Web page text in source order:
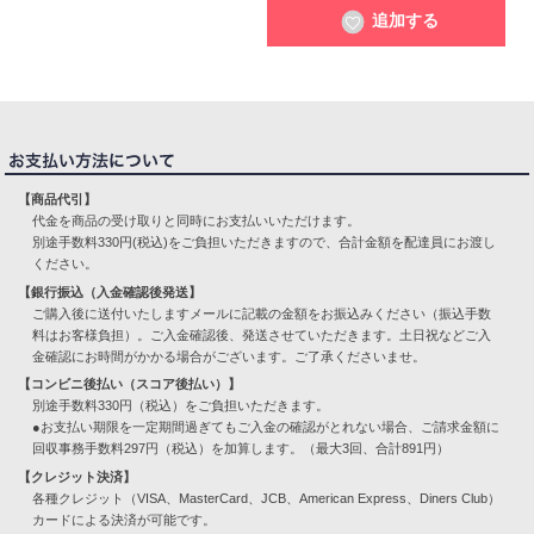
追加する
【商品代引】
代金を商品の受け取りと同時にお支払いいただけます。
別途手数料330円(税込)をご負担いただきますので、合計金額を配達員にお渡し
ください。
【銀行振込（入金確認後発送】
ご購入後に送付いたしますメールに記載の金額をお振込みください（振込手数
料はお客様負担）。ご入金確認後、発送させていただきます。土日祝などご入
金確認にお時間がかかる場合がございます。ご了承くださいませ。
【コンビニ後払い（スコア後払い）】
別途手数料330円（税込）をご負担いただきます。
●お支払い期限を一定期間過ぎてもご入金の確認がとれない場合、ご請求金額に
回収事務手数料297円（税込）を加算します。（最大3回、合計891円）
【クレジット決済】
各種クレジット（VISA、MasterCard、JCB、American Express、Diners Club）
カードによる決済が可能です。